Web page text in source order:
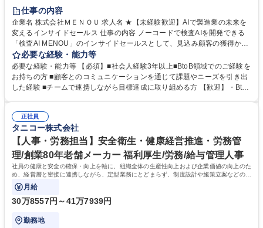
時短勤務あり
駅近5分以内
土日祝休み 服装自由
仕事の内容
企業名 株式会社ＭＥＮＯＵ 求人名 ★【未経験歓迎】AIで製造業の未来を
変えるインサイドセールス 仕事の内容 ノーコードで検査AIを開発できる
「検査AI MENOU」のインサイドセールスとして、見込み顧客の獲得から
商談機会の創出までを担っていただきます。マーケティングとフィールド
セールスをつなぐ役割として、 適切なタイミングで顧客とコミュニケーシ
ョンを取りながら、受注につながる商談機会の最大化を目指します。 【具
体的な仕事内容】 リードへの電話・メールによるアプローチ/リードナー
実行/フィールドセールスへの案件連携 募集職種 ★【未経験歓迎】AIで製
造業の未来を変えるインサイドセールス
必要な経験・能力等
必要な経験・能力等 【必須】■社会人経験3年以上■BtoB領域でのご経験を
お持ちの方 ■顧客とのコミュニケーションを通じて課題やニーズを引き出
した経験 ■チームで連携しながら目標達成に取り組める方 【歓迎】・BtoB
企画・実行経験 ・CRM・リードナーチャリングに関する知見 ・データを
もとに営業プロセスを改善した経験 学歴・資格 学歴：大学院 大学 高専 短
大 専修学校 高校 語学力： 資格：
正社員
タニコー株式会社
【人事・労務担当】安全衛生・健康経営推進・労務管
理/創業80年老舗メーカー 福利厚生/労務/給与管理人事
社員の健康と安全の確保・向上を軸に、組織全体の生産性向上および企業価値の向上のた
め、経営層と密接に連携しながら、定型業務にとどまらず、制度設計や施策立案などの上
流工程から関与していただきます。
月給
30万8557円～41万7939円
勤務地